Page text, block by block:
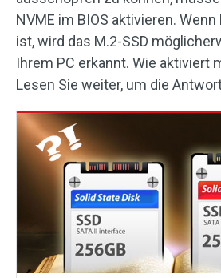
NVME im BIOS aktivieren.
ist, wird das M.2-SSD
Ihrem PC erkannt. Wie aktiviert
Lesen Sie weiter, um die